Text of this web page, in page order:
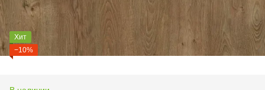
Хит
−10%